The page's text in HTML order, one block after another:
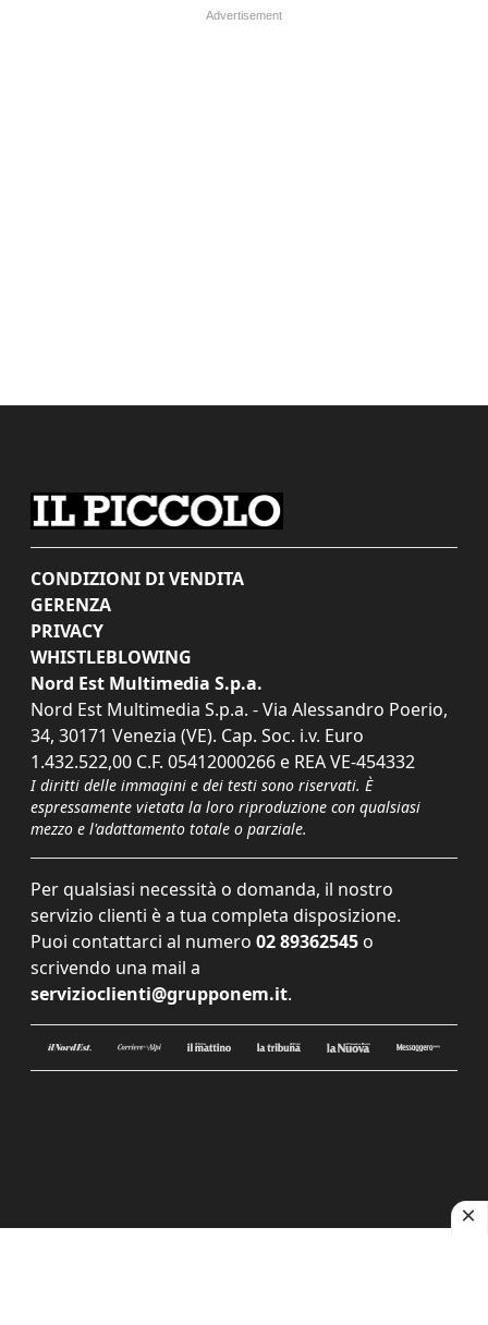
CONDIZIONI DI VENDITA
GERENZA
PRIVACY
WHISTLEBLOWING
Nord Est Multimedia S.p.a.
Nord Est Multimedia S.p.a. - Via Alessandro Poerio,
34, 30171 Venezia (VE). Cap. Soc. i.v. Euro
1.432.522,00 C.F. 05412000266 e REA VE-454332
I diritti delle immagini e dei testi sono riservati. È
espressamente vietata la loro riproduzione con qualsiasi
mezzo e l'adattamento totale o parziale.
Per qualsiasi necessità o domanda, il nostro
servizio clienti è a tua completa disposizione.
Puoi contattarci al numero 02 89362545 o
scrivendo una mail a
servizioclienti@grupponem.it.